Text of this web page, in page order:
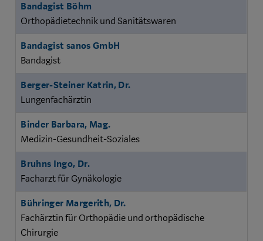
Bandagist Böhm
Orthopädietechnik und Sanitätswaren
Bandagist sanos GmbH
Bandagist
Berger-Steiner Katrin, Dr.
Lungenfachärztin
Binder Barbara, Mag.
Medizin-Gesundheit-Soziales
Bruhns Ingo, Dr.
Facharzt für Gynäkologie
Bühringer Margerith, Dr.
Fachärztin für Orthopädie und orthopädische
Chirurgie